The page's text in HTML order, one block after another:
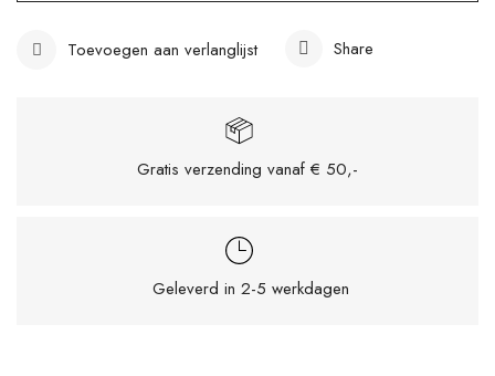
Toevoegen aan verlanglijst Share
Gratis verzending vanaf € 50,-
Geleverd in 2-5 werkdagen
browser voor de volgende keer wanneer ik
een reactie plaats.